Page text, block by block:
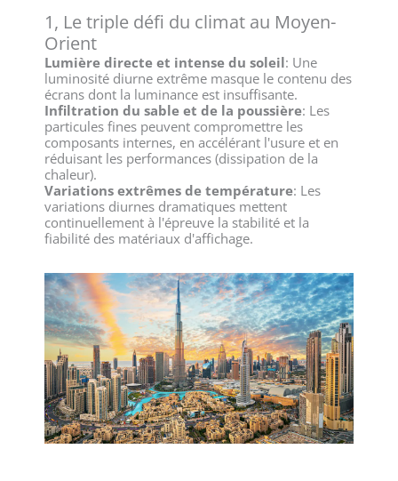
1, Le triple défi du climat au Moyen-
Orient
Lumière directe et intense du soleil: Une
luminosité diurne extrême masque le contenu des
écrans dont la luminance est insuffisante.
Infiltration du sable et de la poussière: Les
particules fines peuvent compromettre les
composants internes, en accélérant l'usure et en
réduisant les performances (dissipation de la
chaleur).
Variations extrêmes de température: Les
variations diurnes dramatiques mettent
continuellement à l'épreuve la stabilité et la
fiabilité des matériaux d'affichage.